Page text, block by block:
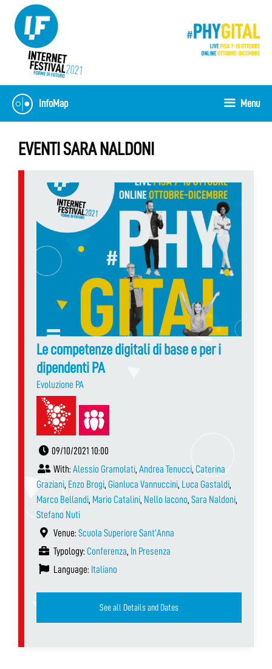
content
InfoMap Menu
EVENTI SARA NALDONI
Le competenze digitali di base e per i
dipendenti PA
Evoluzione PA
09/10/2021 10:00
With: Alessio Gramolati, Andrea Tenucci, Caterina
Graziani, Enzo Brogi, Gianluca Vannuccini, Luca Gastaldi,
Marco Bellandi, Mario Catalini, Nello Iacono, Sara Naldoni,
Stefano Nuti
Venue: Scuola Superiore Sant’Anna
Typology: Conferenza, In Presenza
Language: Italiano
See all Details and Dates